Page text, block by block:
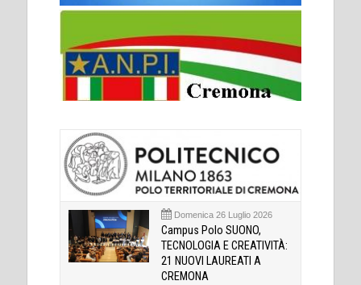
Domenica 26 Luglio 2026
Campus Polo SUONO,
TECNOLOGIA E CREATIVITÀ:
21 NUOVI LAUREATI A
CREMONA